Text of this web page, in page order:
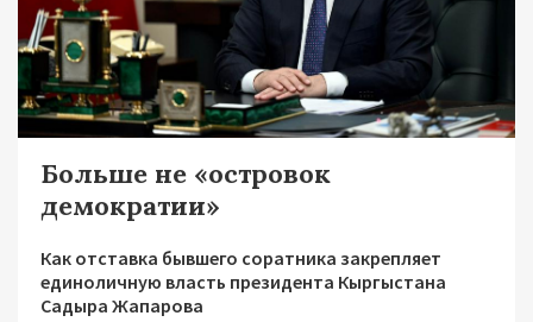
Больше не «островок
демократии»
Как отставка бывшего соратника закрепляет
единоличную власть президента Кыргыстана
Садыра Жапарова